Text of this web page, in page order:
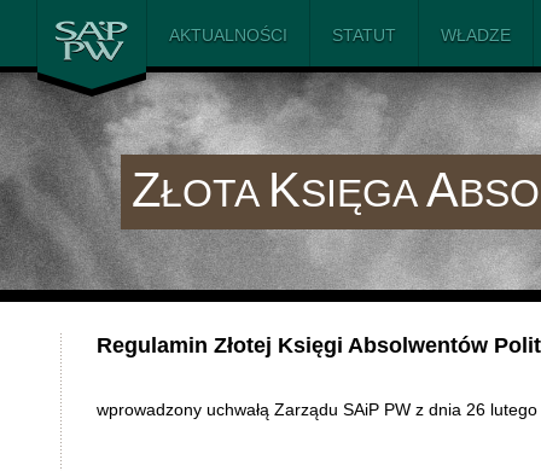
SAiP PW
AKTUALNOŚCI STATUT WŁADZE
ZŁOTA KSIĘGAA
Regulamin Złotej Księgi Absolwentów
wprowadzony uchwałą Zarządu SAiP PW z dnia 26